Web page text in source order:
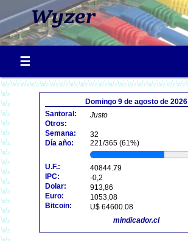
Domingo 9 de agosto de 2026
Santoral:
Justo
Otros:
Semana:
32
Día año:
221/365 (61%)
U.F.:
40844.79
IPC:
-0,2
Dolar:
913,86
Euro:
1053,08
Bitcoin:
U$ 64600.08
mindicador.cl